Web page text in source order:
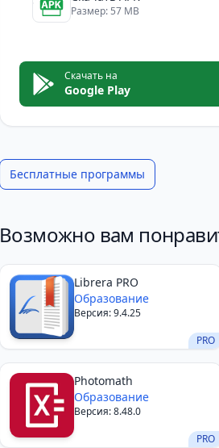
Размер: 57 MB
Скачать на
Google Play
Бесплатные программы
Возможно вам
PRO
Librera PRO
Образование
Версия: 9.4.25
PRO
Photomath
Образование
Версия: 8.48.0